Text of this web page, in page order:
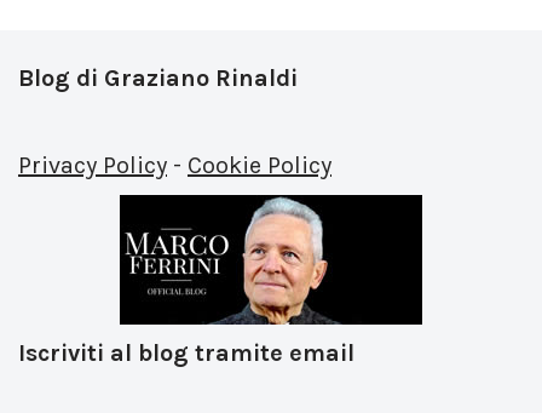
Blog di Graziano Rinaldi
Privacy Policy - Cookie Policy
Iscriviti al blog tramite email